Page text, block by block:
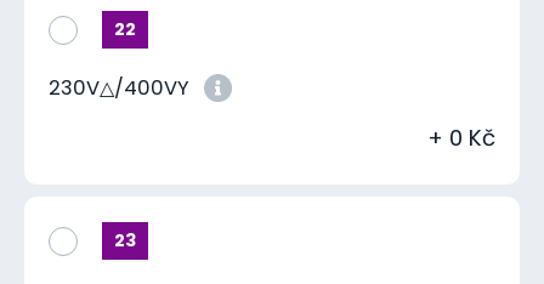
22
230V△/400VY
+ 0 Kč
23